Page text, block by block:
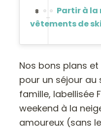
8
Partir à la
vêtements de
Nos bons plans
pour un séjour au
famille, labellisée
weekend à la
amoureux (sans